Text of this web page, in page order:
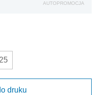
AUTOPROMOCJA
druku